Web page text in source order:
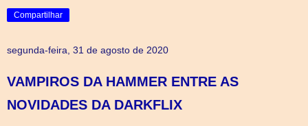
Compartilhar
segunda-feira, 31 de agosto de 2020
VAMPIROS DA HAMMER ENTRE AS
NOVIDADES DA DARKFLIX